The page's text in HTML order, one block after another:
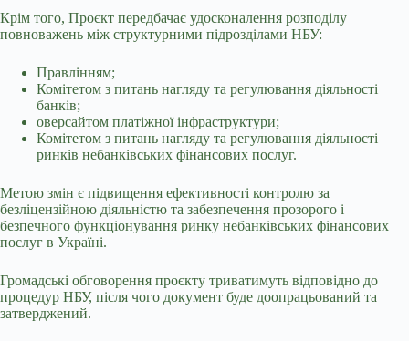
Крім того, Проєкт передбачає удосконалення розподілу
повноважень між структурними підрозділами НБУ:
Правлінням;
Комітетом з питань нагляду та регулювання діяльності
банків;
оверсайтом платіжної інфраструктури;
Комітетом з питань нагляду та регулювання діяльності
ринків небанківських фінансових послуг.
Метою змін є підвищення ефективності контролю за
безліцензійною діяльністю та забезпечення прозорого і
безпечного функціонування ринку небанківських фінансових
послуг в Україні.
Громадські обговорення проєкту триватимуть відповідно до
процедур НБУ, після чого документ буде доопрацьований та
затверджений.